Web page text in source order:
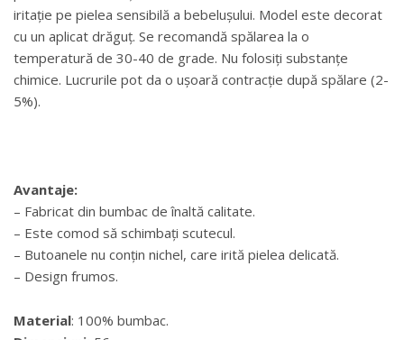
iritație pe pielea sensibilă a bebelușului. Model este decorat
cu un aplicat drăguț. Se recomandă spălarea la o
temperatură de 30-40 de grade. Nu folosiți substanțe
chimice. Lucrurile pot da o ușoară contracție după spălare (2-
5%).
Avantaje:
– Fabricat din bumbac de înaltă calitate.
– Este comod să schimbați scutecul.
– Butoanele nu conțin nichel, care irită pielea delicată.
– Design frumos.
Material: 100% bumbac.